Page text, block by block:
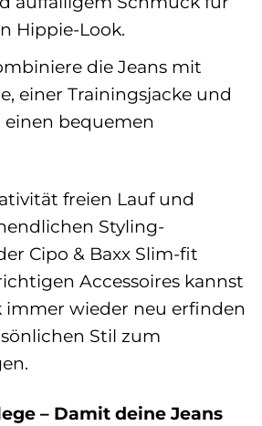
Hippie-Look.
die Jeans mit
einer Trainingsjacke und
einen bequemen
freien Lauf und
Styling-
Cipo & Baxx Slim-fit
Accessoires kannst
immer wieder neu erfinden
Stil zum
– Damit deine Jeans